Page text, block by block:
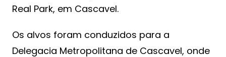
Real Park, em Cascavel.
Os alvos foram conduzidos para a
Delegacia Metropolitana de Cascavel, onde